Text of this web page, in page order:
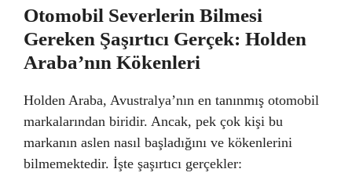
Otomobil Severlerin Bilmesi
Gereken Şaşırtıcı Gerçek: Holden
Araba’nın Kökenleri
Holden Araba, Avustralya’nın en tanınmış otomobil
markalarından biridir. Ancak, pek çok kişi bu
markanın aslen nasıl başladığını ve kökenlerini
bilmemektedir. İşte şaşırtıcı gerçekler: